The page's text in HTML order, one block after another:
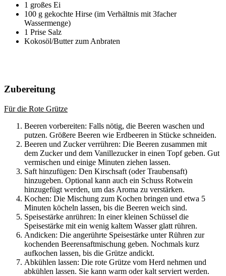
1 großes Ei
100 g gekochte Hirse (im Verhältnis mit 3facher
Wassermenge)
1 Prise Salz
Kokosöl/Butter zum Anbraten
Zubereitung
Für die Rote Grütze
Beeren vorbereiten: Falls nötig, die Beeren waschen und
putzen. Größere Beeren wie Erdbeeren in Stücke schneiden.
Beeren und Zucker verrühren: Die Beeren zusammen mit
dem Zucker und dem Vanillezucker in einen Topf geben. Gut
vermischen und einige Minuten ziehen lassen.
Saft hinzufügen: Den Kirschsaft (oder Traubensaft)
hinzugeben. Optional kann auch ein Schuss Rotwein
hinzugefügt werden, um das Aroma zu verstärken.
Kochen: Die Mischung zum Kochen bringen und etwa 5
Minuten köcheln lassen, bis die Beeren weich sind.
Speisestärke anrühren: In einer kleinen Schüssel die
Speisestärke mit ein wenig kaltem Wasser glatt rühren.
Andicken: Die angerührte Speisestärke unter Rühren zur
kochenden Beerensaftmischung geben. Nochmals kurz
aufkochen lassen, bis die Grütze andickt.
Abkühlen lassen: Die rote Grütze vom Herd nehmen und
abkühlen lassen. Sie kann warm oder kalt serviert werden.